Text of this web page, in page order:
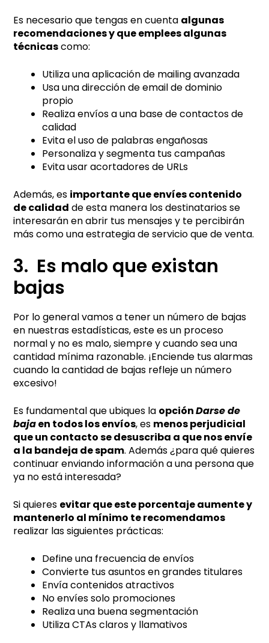
Es necesario que tengas en cuenta algunas
recomendaciones y que emplees algunas
técnicascomo:
Utiliza una aplicación de mailing avanzada
Usa una dirección de email de dominio
propio
Realiza envíos a una base de contactos de
calidad
Evita el uso de palabras engañosas
Personaliza y segmenta tus campañas
Evita usar acortadores de URLs
Además, es importante que envíes contenido
de calidad de esta manera los destinatarios se
interesarán en abrir tus mensajes y te percibirán
más como una estrategia de servicio que de venta.
3. Es malo que existan
bajas
Por lo general vamos a tener un número de bajas
en nuestras estadísticas, este es un proceso
normal y no es malo, siempre y cuando sea una
cantidad mínima razonable. ¡Enciende tus alarmas
cuando la cantidad de bajas refleje un número
excesivo!
Es fundamental que ubiques la opciónDarse de
bajaen todos los envíos, es menos perjudicial
que un contacto se desuscriba a que nos envíe
a la bandeja de spam. Además ¿para qué quieres
continuar enviando información a una persona que
ya no está interesada?
Si quieres evitar que este porcentaje aumente y
mantenerlo al mínimo te recomendamos
realizar las siguientes prácticas:
Define una frecuencia de envíos
Convierte tus asuntos en grandes titulares
Envía contenidos atractivos
No envíes solo promociones
Realiza una buena segmentación
Utiliza CTAs claros y llamativos